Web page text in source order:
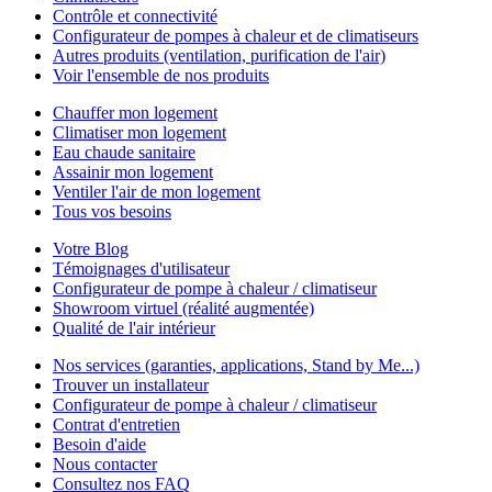
Contrôle et connectivité
Configurateur de pompes à chaleur et de climatiseurs
Autres produits (ventilation, purification de l'air)
Voir l'ensemble de nos produits
Chauffer mon logement
Climatiser mon logement
Eau chaude sanitaire
Assainir mon logement
Ventiler l'air de mon logement
Tous vos besoins
Votre Blog
Témoignages d'utilisateur
Configurateur de pompe à chaleur / climatiseur
Showroom virtuel (réalité augmentée)
Qualité de l'air intérieur
Nos services (garanties, applications, Stand by Me...)
Trouver un installateur
Configurateur de pompe à chaleur / climatiseur
Contrat d'entretien
Besoin d'aide
Nous contacter
Consultez nos FAQ